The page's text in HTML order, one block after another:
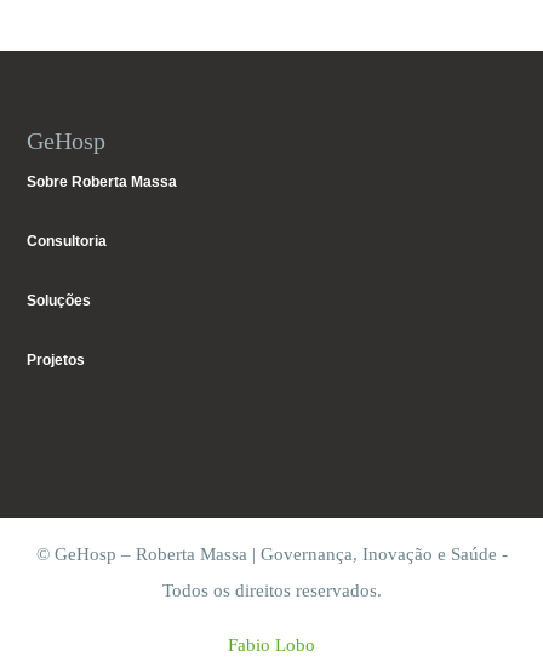
GeHosp
Sobre Roberta Massa
Consultoria
Soluções
Projetos
© GeHosp – Roberta Massa | Governança, Inovação e Saúde -
Todos os direitos reservados.
Fabio Lobo